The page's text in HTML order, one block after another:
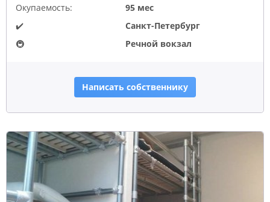
Окупаемость:
95 мес
✔️
Санкт-Петербург
🚇
Речной вокзал
Написать собственнику